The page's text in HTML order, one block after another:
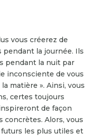
vous créerez de
la journée. Ils
pendant la nuit par
inconsciente de vous
matière ». Ainsi, vous
certes toujours
de façon
concrètes. Alors, vous
les plus utiles et